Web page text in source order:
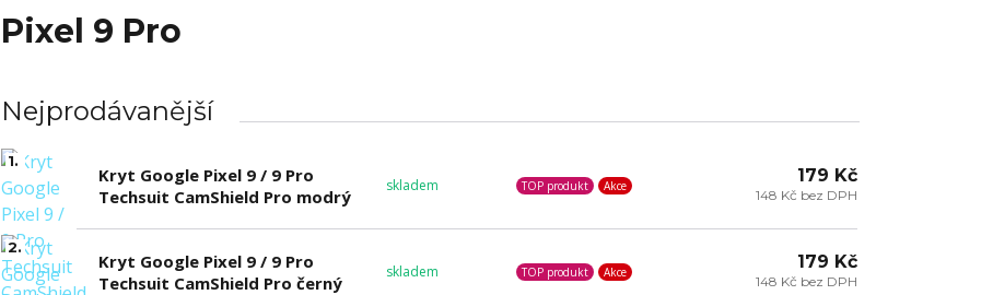
Pixel 9 Pro
Nejprodávanější
1.
Kryt Google Pixel 9 / 9 Pro
Techsuit CamShield Pro modrý
skladem TOP produkt Akce 179 Kč
148 Kč bez DPH
2.
Kryt Google Pixel 9 / 9 Pro
Techsuit CamShield Pro černý
skladem TOP produkt Akce 179 Kč
148 Kč bez DPH